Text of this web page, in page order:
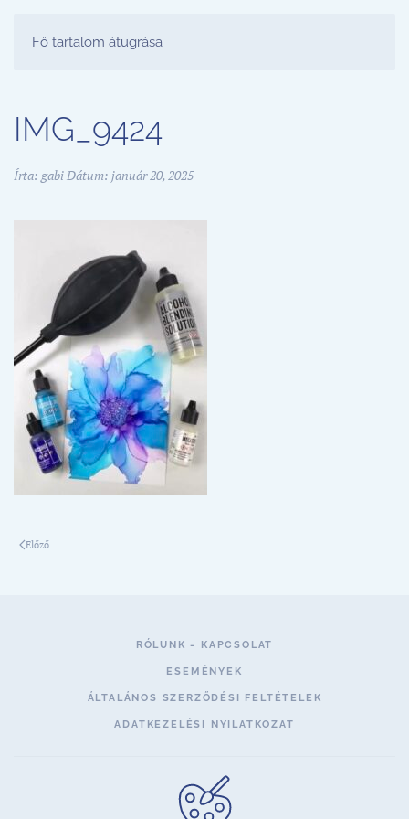
Fő tartalom átugrása
FESTŐ PARTY STÚDIÓ
IMG_9424
Írta: gabiDátum: január 20, 2025
Előző
RÓLUNK - KAPCSOLAT
ESEMÉNYEK
ÁLTALÁNOS SZERZŐDÉSI FELTÉTELEK
ADATKEZELÉSI NYILATKOZAT